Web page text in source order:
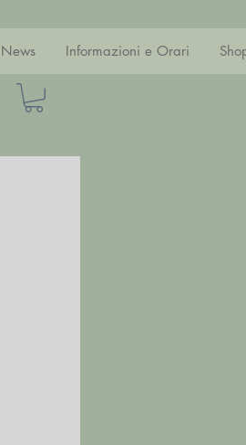
News Informazioni e Orari